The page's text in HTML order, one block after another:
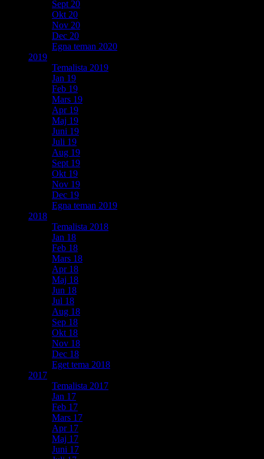
Sept 20
Okt 20
Nov 20
Dec 20
Egna teman 2020
2019
Temalista 2019
Jan 19
Feb 19
Mars 19
Apr 19
Maj 19
Juni 19
Juli 19
Aug 19
Sept 19
Okt 19
Nov 19
Dec 19
Egna teman 2019
2018
Temalista 2018
Jan 18
Feb 18
Mars 18
Apr 18
Maj 18
Jun 18
Jul 18
Aug 18
Sep 18
Okt 18
Nov 18
Dec 18
Eget tema 2018
2017
Temalista 2017
Jan 17
Feb 17
Mars 17
Apr 17
Maj 17
Juni 17